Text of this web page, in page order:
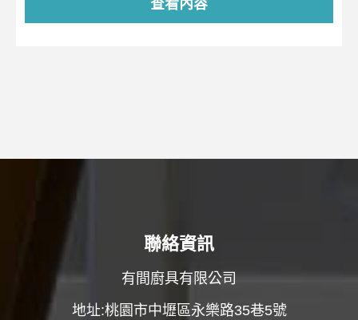
查看內容
聯絡資訊
有間廚具有限公司
地址:桃園市中壢區永樂路35巷5號